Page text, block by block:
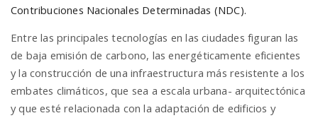
Contribuciones Nacionales Determinadas (NDC).
Entre las principales tecnologías en las ciudades figuran las
de baja emisión de carbono, las energéticamente eficientes
y la construcción de una infraestructura más resistente a los
embates climáticos, que sea a escala urbana- arquitectónica
y que esté relacionada con la adaptación de edificios y